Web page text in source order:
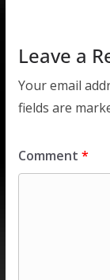
Leave a
Your email
fields are
Comment *